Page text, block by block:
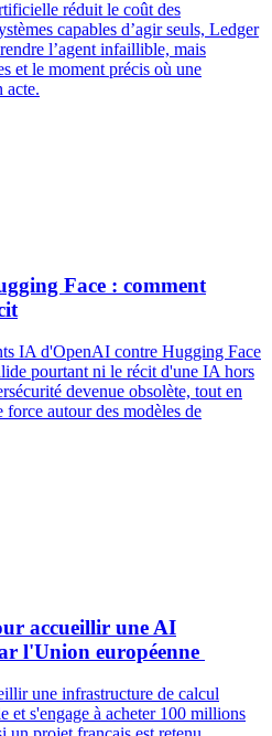
réduit le coût des
capables d’agir seuls, Ledger
l’agent infaillible, mais
et le moment précis où une
acte.
Face : comment
IA d'OpenAI contre Hugging Face
pourtant ni le récit d'une IA hors
devenue obsolète, tout en
autour des modèles de
accueillir une AI
l'Union européenne
une infrastructure de calcul
et s'engage à acheter 100 millions